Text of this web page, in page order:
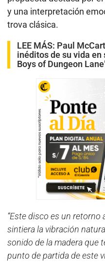
y una interpretación
trova clásica.
LEE MÁS: Paul
inéditos de su vida en
Boys of Dungeon
“Este disco es un retorno
sintiera la vibración
sonido de la madera que
punto de partida de este